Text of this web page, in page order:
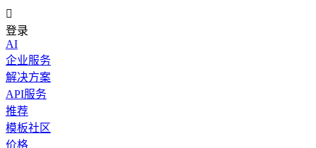

登录
AI
企业服务
解决方案
API服务
推荐
模板社区
价格